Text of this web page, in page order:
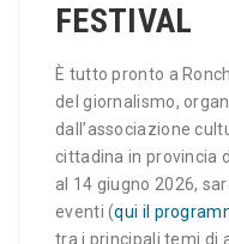
FESTIVAL
È tutto pronto a
del giornalismo,
dall’associazione
cittadina in provincia
al 14 giugno 2026,
eventi (qui il
tra i principali temi di